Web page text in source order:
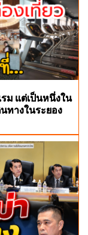
ม แต่เป็นหนึ่งใน
ทางในระยอง